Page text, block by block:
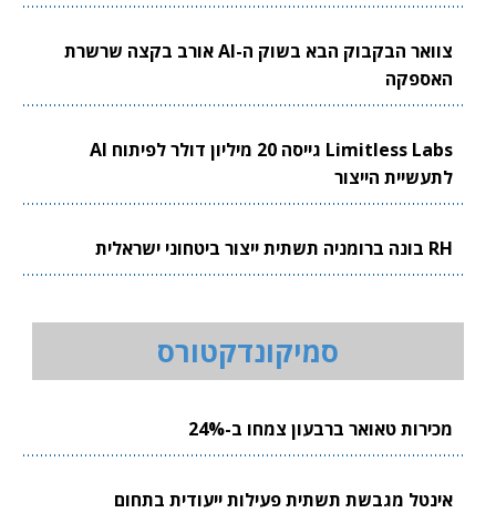
צוואר הבקבוק הבא בשוק ה-AI אורב בקצה שרשרת
האספקה
Limitless Labs גייסה 20 מיליון דולר לפיתוח AI
לתעשיית הייצור
RH בונה ברומניה תשתית ייצור ביטחוני ישראלית
סמיקונדקטורס
מכירות טאואר ברבעון צמחו ב-24%
אינטל מגבשת תשתית פעילות ייעודית בתחום